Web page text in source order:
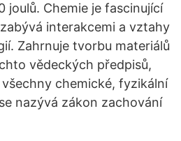
joulů. Chemie je fascinující
interakcemi a vztahy
Zahrnuje tvorbu materiálů
vědeckých předpisů,
chemické, fyzikální
nazývá zákon zachování